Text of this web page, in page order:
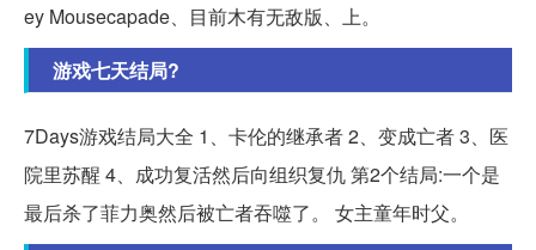
ey Mousecapade、目前木有无敌版、上。
游戏七天结局?
7Days游戏结局大全 1、卡伦的继承者 2、变成亡者 3、医
院里苏醒 4、成功复活然后向组织复仇 第2个结局:一个是
最后杀了菲力奥然后被亡者吞噬了。 女主童年时父。